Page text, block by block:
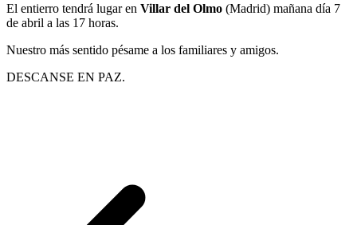
El entierro tendrá lugar en Villar del Olmo (Madrid) mañana día 7
de abril a las 17 horas.
Nuestro más sentido pésame a los familiares y amigos.
DESCANSE EN PAZ.